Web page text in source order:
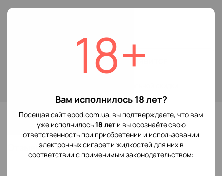
18+
Вам исполнилось 18 лет?
Посещая сайт epod.com.ua, вы подтверждаете, что вам
уже исполнилось18 лети вы осознаёте свою
ответственность при приобретении и использовании
электронных сигарет и жидкостей для них в
соответствии с применимым законодательством:
Нет в наличии
Сообщить, когда появится
В избранное
Отзывы